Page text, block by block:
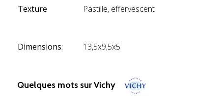
Texture Pastille, effervescent
Dimensions: 13,5x9,5x5
Quelques mots sur Vichy